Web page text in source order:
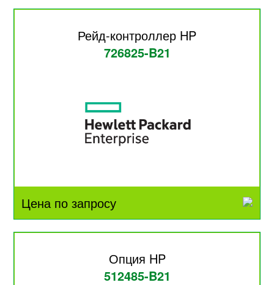
Рейд-контроллер HP
726825-B21
Цена по запросу
Опция HP
512485-B21